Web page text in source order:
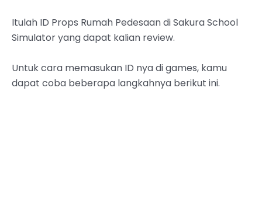
Itulah ID Props Rumah Pedesaan di Sakura School
Simulator yang dapat kalian review.
Untuk cara memasukan ID nya di games, kamu
dapat coba beberapa langkahnya berikut ini.